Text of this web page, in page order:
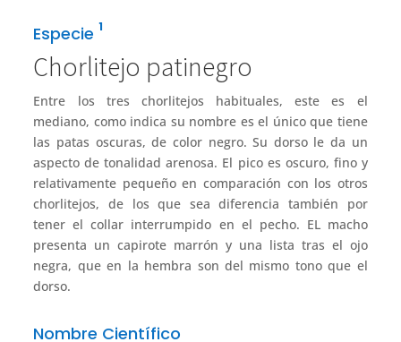
Especie 1
Chorlitejo patinegro
Entre los tres chorlitejos habituales, este es el
mediano, como indica su nombre es el único que tiene
las patas oscuras, de color negro. Su dorso le da un
aspecto de tonalidad arenosa. El pico es oscuro, fino y
relativamente pequeño en comparación con los otros
chorlitejos, de los que sea diferencia también por
tener el collar interrumpido en el pecho. EL macho
presenta un capirote marrón y una lista tras el ojo
negra, que en la hembra son del mismo tono que el
dorso.
Nombre Científico